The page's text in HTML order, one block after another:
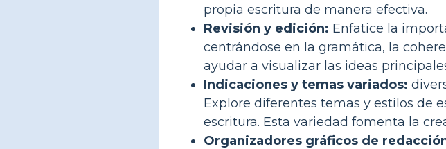
propia escritura de manera efectiva.
Revisión y edición: Enfatice la
centrándose en la gramática, la
ayudar a visualizar las ideas
Indicaciones y temas variados:
Explore diferentes temas y estilos de
escritura. Esta variedad fomenta la
Organizadores gráficos de